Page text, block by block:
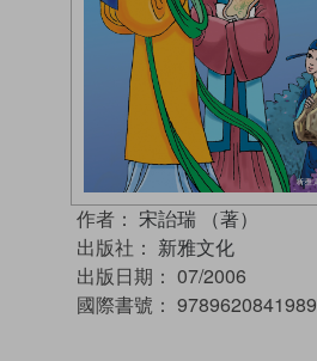
作者： 宋詒瑞 （著）
出版社： 新雅文化
出版日期： 07/2006
國際書號： 9789620841989